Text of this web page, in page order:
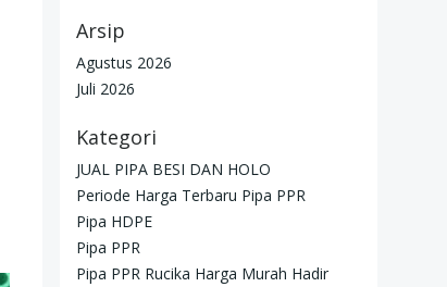
Arsip
Agustus 2026
Juli 2026
Kategori
JUAL PIPA BESI DAN HOLO
Periode Harga Terbaru Pipa PPR
Pipa HDPE
Pipa PPR
Pipa PPR Rucika Harga Murah Hadir